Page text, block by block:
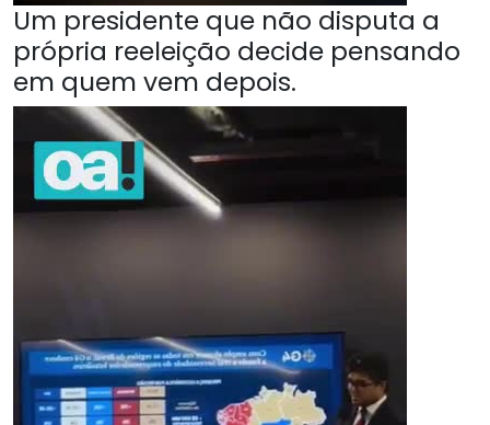
Um presidente que não disputa a
própria reeleição decide pensando
em quem vem depois.